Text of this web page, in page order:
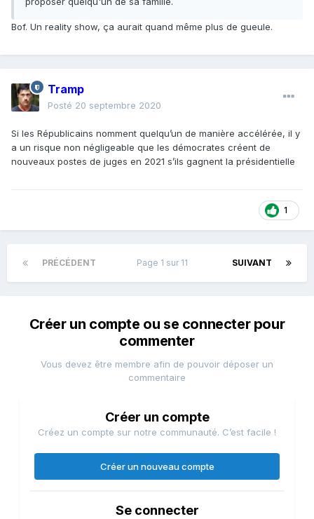
Bof. Un reality show, ça aurait quand même plus de gueule.
Tramp
Posté 20 septembre 2020
Si les Républicains nomment quelqu’un de manière accélérée, il y
a un risque non négligeable que les démocrates créent de
nouveaux postes de juges en 2021 s’ils gagnent la présidentielle
1
PRÉCÉDENT SUIVANT
Page 1 sur 11
Créer un compte ou se connecter pour
commenter
Vous devez être membre afin de pouvoir déposer un
commentaire
Créer un compte
Créez un compte sur notre communauté. C’est facile !
Créer un nouveau compte
Se connecter